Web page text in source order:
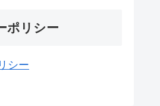
ポリシー
シー